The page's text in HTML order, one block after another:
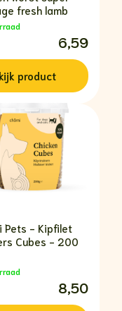
fresh lamb
6,59
product
Pets - Kipfilet
Cubes - 200
8,50